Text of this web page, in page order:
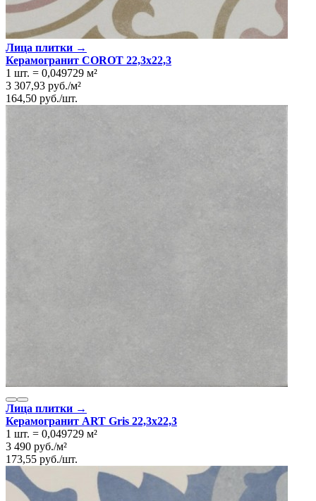
Лица плитки →
Керамогранит COROT 22,3x22,3
1 шт. = 0,049729 м²
3 307,93 руб./м²
164,50 руб./шт.
Лица плитки →
Керамогранит ART Gris 22,3x22,3
1 шт. = 0,049729 м²
3 490 руб./м²
173,55 руб./шт.